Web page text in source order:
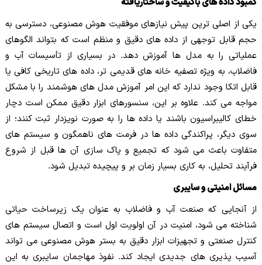
یکی از اصلی ترین پیش نیازهای موفقیت هوش مصنوعی، دسترسی به
حجم قابل توجهی از داده های دقیق و منظم است که بتواند الگوهای
عملیاتی را به مدل ها آموزش دهد. در بسیاری از تأسیسات آب و
فاضلاب، به ویژه تصفیه خانه های قدیمی تر، داده های تاریخی کافی یا
قابل اتکا وجود ندارد که این امر آموزش مدل های هوشمند را با مشکل
مواجه می کند. علاوه بر این، سنسورهای ابزار دقیق ممکن است دچار
خطای کالیبراسیون باشند یا داده ها را به صورت نویزدار ثبت کنند؛ از
سوی دیگر، پراکندگی داده ها در فرمت های ناهمگون و سیستم های
متفاوت باعث می شود که تجمیع و پاک سازی آن ها قبل از شروع
فرآیند تحلیل، به کاری بسیار زمان بر و پیچیده تبدیل شود.
مسائل امنیتی و سایبری
از آنجایی که صنعت آب و فاضلاب به عنوان یک زیرساخت حیاتی
شناخته می شود، امنیت در آن اولویت اول است و اتصال سیستم های
کنترل صنعتی و تجهیزات ابزار دقیق به بستر هوش مصنوعی می تواند
آسیب پذیری های جدیدی ایجاد کند. نفوذ مهاجمان سایبری به این